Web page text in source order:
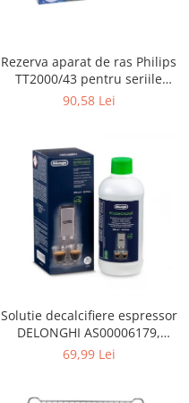
Rezerva aparat de ras Philips
TT2000/43 pentru seriile
Bodygroom 3000/5000/7000 si
90,58 Lei
Solutie decalcifiere espressor
DELONGHI AS00006179,
DLSC500, 500 ml
69,99 Lei